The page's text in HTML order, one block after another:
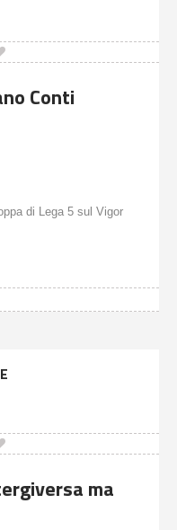
Conti
di Lega 5 sul Vigor
ma